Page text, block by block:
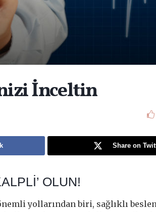
İnceltin
Share on
OLUN!
yollarından biri, sağlıklı